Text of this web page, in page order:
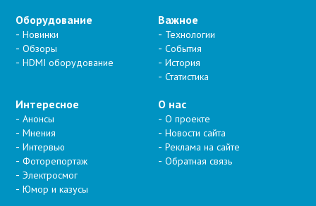
Оборудование
Новинки
Обзоры
HDMI оборудование
Важное
Технологии
События
История
Статистика
Интересное
Анонсы
Мнения
Интервью
Фоторепортаж
Электросмог
Юмор и казусы
О нас
О проекте
Новости сайта
Реклама на сайте
Обратная связь